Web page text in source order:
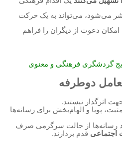
می‌شود، می‌تواند به یک حرکت
دعوت از دیگران را فراهم
گردشگری فرهنگی و معنوی
دوطرفه
اثرگذار نیستند.
پویا و الهام‌بخش برای رسانه‌ها
رسانه‌ها از حالت سرگرمی صرف
اجتماعی قدم بردارند.